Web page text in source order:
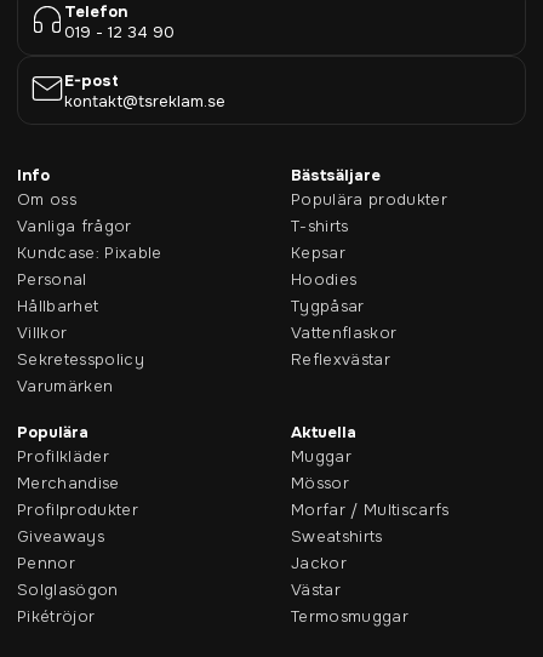
Telefon
019 - 12 34 90
E-post
kontakt@tsreklam.se
Info
Om oss
Vanliga frågor
Kundcase: Pixable
Personal
Hållbarhet
Villkor
Sekretesspolicy
Varumärken
Bästsäljare
Populära produkter
T-shirts
Kepsar
Hoodies
Tygpåsar
Vattenflaskor
Reflexvästar
Populära
Profilkläder
Merchandise
Profilprodukter
Giveaways
Pennor
Solglasögon
Pikétröjor
Aktuella
Muggar
Mössor
Morfar / Multiscarfs
Sweatshirts
Jackor
Västar
Termosmuggar